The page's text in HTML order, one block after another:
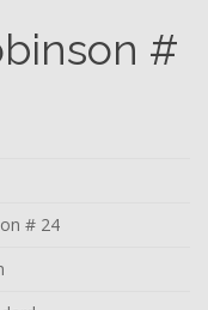
#
# 24